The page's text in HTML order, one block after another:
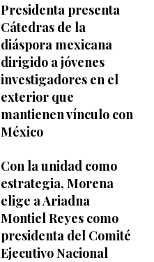
Presidenta presenta
Cátedras de la
diáspora mexicana
dirigido a jóvenes
investigadores en el
exterior que
mantienen vínculo con
México
Con la unidad como
estrategia, Morena
elige a Ariadna
Montiel Reyes como
presidenta del Comité
Ejecutivo Nacional